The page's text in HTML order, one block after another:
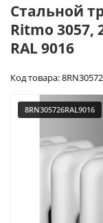
Cтальной
Ritmo 3057,
RAL 9016
Код товара:
8RN305726RAL9016